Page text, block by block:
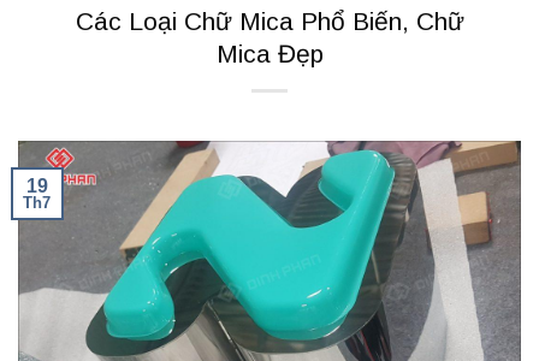
Các Loại Chữ Mica Phổ Biến, Chữ
Mica Đẹp
19
Th7